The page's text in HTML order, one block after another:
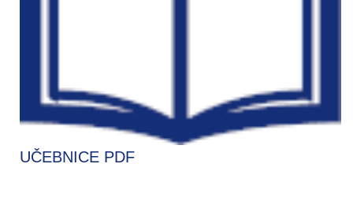
UČEBNICE PDF